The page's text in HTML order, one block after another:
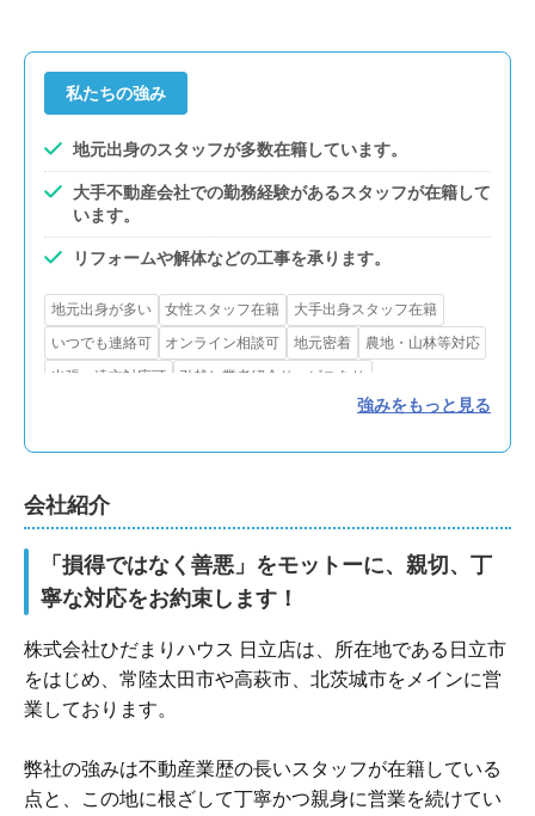
私たちの強み
地元出身のスタッフが多数在籍しています。
大手不動産会社での勤務経験があるスタッフが在籍して
います。
リフォームや解体などの工事を承ります。
地元出身が多い 女性スタッフ在籍
大手出身スタッフ在籍
いつでも連絡可
オンライン相談可 地元密着
農地・山林等対応
出張・遠方対応可
引越し業者紹介サービスあり
リフォーム・解体対応 買取可
強みをもっと見る
会社紹介
「損得ではなく善悪」をモットーに、親切、丁
寧な対応をお約束します！
株式会社ひだまりハウス 日立店は、所在地である日立市
をはじめ、常陸太田市や高萩市、北茨城市をメインに営
業しております。
弊社の強みは不動産業歴の長いスタッフが在籍している
点と、この地に根ざして丁寧かつ親身に営業を続けてい